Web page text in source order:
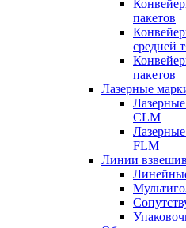
пакетов
средней
пакетов
Лазерные
CLM
FLM
Линии